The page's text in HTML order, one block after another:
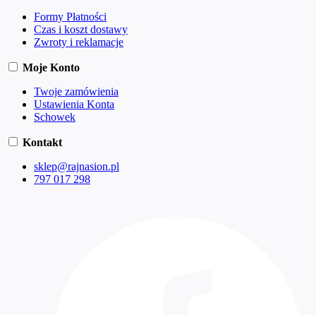
Formy Płatności
Czas i koszt dostawy
Zwroty i reklamacje
Moje Konto
Twoje zamówienia
Ustawienia Konta
Schowek
Kontakt
sklep@rajnasion.pl
797 017 298